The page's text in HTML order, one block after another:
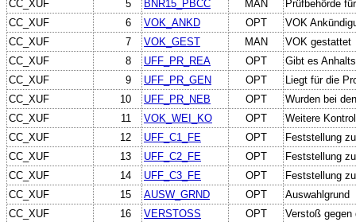
CC_XUF
5 BNR15_PBCC MAN
Prüfbehörde
CC_XUF
6 VOK_ANKD OPT
VOK
CC_XUF
7 VOK_GEST MAN
VOK gestattet
CC_XUF
8 UFF_PR_REA OPT
Gibt es
CC_XUF
9 UFF_PR_GEN OPT
Liegt für die
CC_XUF
10 UFF_PR_NEB OPT
Wurden bei
CC_XUF
11 VOK_WEI_KO OPT
Weitere
CC_XUF
12 UFF_C1_FE OPT
Feststellung
CC_XUF
13 UFF_C2_FE OPT
Feststellung
CC_XUF
14 UFF_C3_FE OPT
Feststellung
CC_XUF
15 AUSW_GRND OPT
Auswahlgrund
CC_XUF
16 VERSTOSS OPT
Verstoß